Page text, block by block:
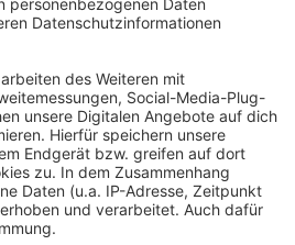
Informationen
Usercentrics Consent
Platform
Falcon" werden. Zak träumt
Doch kann ein junger
das erreichen? Sein neuer
daran!